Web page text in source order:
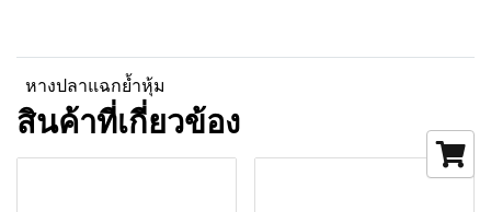
หางปลาแฉกย้ำหุ้ม
สินค้าที่เกี่ยวข้อง